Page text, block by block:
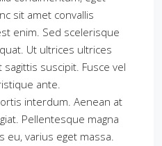
sit amet convallis
enim. Sed scelerisque
Ut ultrices ultrices
suscipit. Fusce vel
ante.
interdum. Aenean at
Pellentesque magna
eu, varius eget massa.